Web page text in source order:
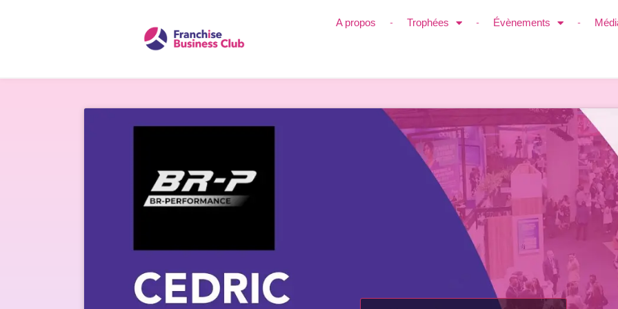
A propos Trophées Évènements
Présentation de BR-Performance par
(Responsable réseau)